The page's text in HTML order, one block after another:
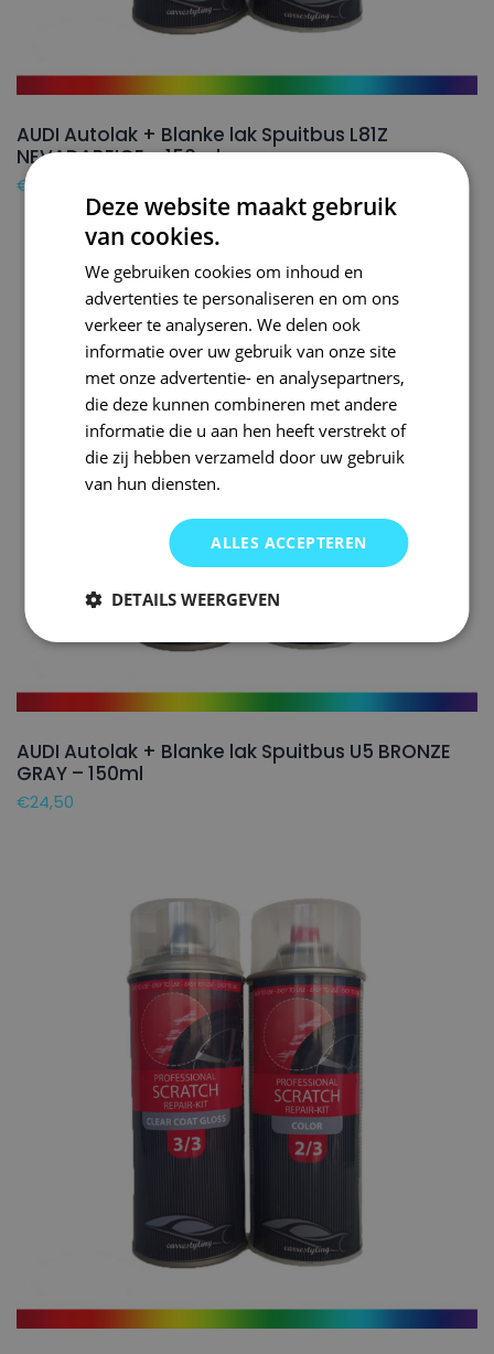
AUDI Autolak + Blanke lak Spuitbus L81Z
NEVADABEIGE – 150ml
€
AUDI Autolak + Blanke lak Spuitbus U5 BRONZE
GRAY – 150ml
€24,50
Deze website maakt gebruik
van cookies.
We gebruiken cookies om inhoud en
advertenties te personaliseren en om ons
verkeer te analyseren. We delen ook
informatie over uw gebruik van onze site
met onze advertentie- en analysepartners,
die deze kunnen combineren met andere
informatie die u aan hen heeft verstrekt of
die zij hebben verzameld door uw gebruik
van hun diensten.
ALLES ACCEPTEREN
DETAILS WEERGEVEN